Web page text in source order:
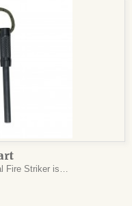
Fire Striker is…